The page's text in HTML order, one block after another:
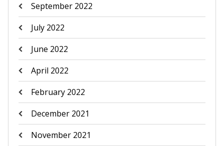
September 2022
July 2022
June 2022
April 2022
February 2022
December 2021
November 2021